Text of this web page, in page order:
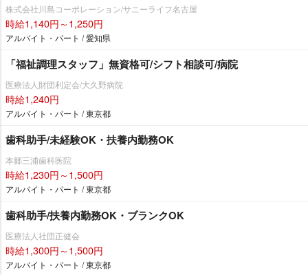
株式会社川島コーポレーション/サニーライフ名古屋
時給1,140円～1,250円
アルバイト・パート / 愛知県
「福祉調理スタッフ」無資格可/シフト相談可/病院
医療法人財団利定会/大久野病院
時給1,240円
アルバイト・パート / 東京都
歯科助手/未経験OK・扶養内勤務OK
本郷三浦歯科医院
時給1,230円～1,500円
アルバイト・パート / 東京都
歯科助手/扶養内勤務OK・ブランクOK
医療法人社団正健会
時給1,300円～1,500円
アルバイト・パート / 東京都